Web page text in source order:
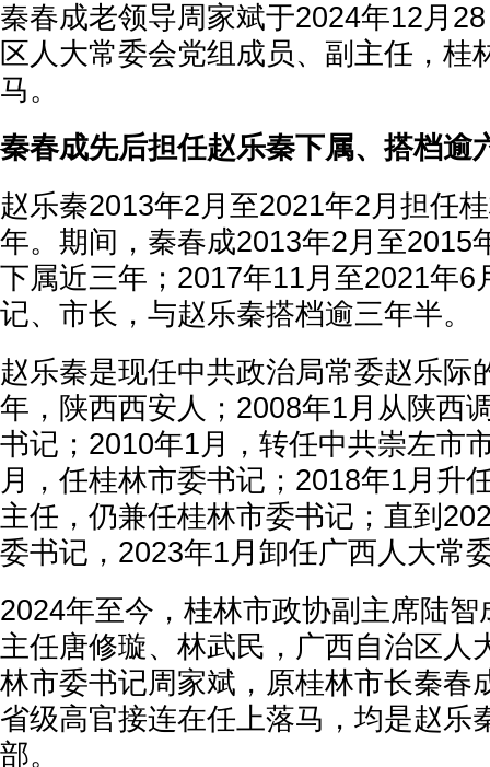
秦春成老领导周家斌于2024年12月
区人大常委会党组成员、副主任，桂
马。
秦春成先后担任赵乐秦下属、搭档逾
赵乐秦2013年2月至2021年2月担任
年。期间，秦春成2013年2月至2015
下属近三年；2017年11月至2021年6
记、市长，与赵乐秦搭档逾三年半。
赵乐秦是现任中共政治局常委赵乐际
年，陕西西安人；2008年1月从陕西
书记；2010年1月，转任中共崇左市
月，任桂林市委书记；2018年1月升
主任，仍兼任桂林市委书记；直到
委书记，2023年1月卸任广西人大常
2024年至今，桂林市政协副主席陆
主任唐修璇、林武民，广西自治区人
林市委书记周家斌，原桂林市长秦春
省级高官接连在任上落马，均是赵乐
部。